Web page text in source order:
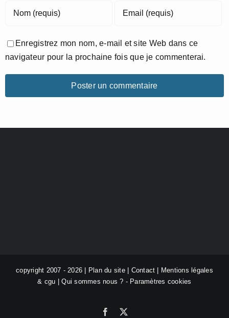
Enregistrez mon nom, e-mail et site Web dans ce
navigateur pour la prochaine fois que je commenterai.
copyright 2007 - 2026 | Plan du site| Contact | Mentions légales
& cgu |Qui sommes nous ? - Paramètres cookies
Facebook